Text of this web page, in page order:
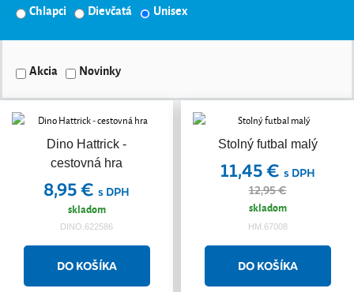
Chlapci
Dievčatá Unisex
Akcia Novinky
Dino Hattrick -
cestovná hra
8,95 € s DPH
skladom
DINO.622586
Stolný futbal malý
11,45 € s DPH
12,95 €
skladom
HM.67008